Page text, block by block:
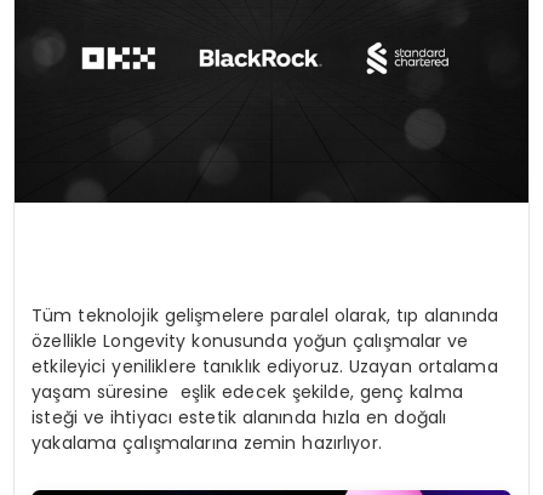
MAGAZIN
YAŞAM
Tüm teknolojik gelişmelere paralel olarak, tıp alanında
özellikle Longevity konusunda yoğun çalışmalar ve
etkileyici yeniliklere tanıklık ediyoruz. Uzayan ortalama
yaşam süresine eşlik edecek şekilde, genç kalma
isteği ve ihtiyacı estetik alanında hızla en doğalı
yakalama çalışmalarına zemin hazırlıyor.